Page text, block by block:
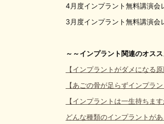
4月度インプラント無料講演会
3月度インプラント無料講演会
～～インプラント関連のオス
【インプラントがダメになる
【あごの骨が足らずインプラ
【インプラントは一生持ちま
どんな種類のインプラントが